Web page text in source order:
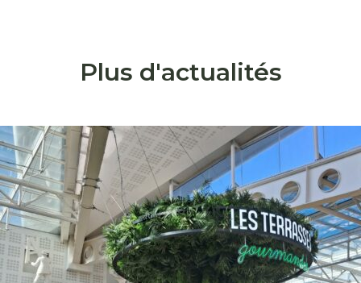
Plus d'actualités